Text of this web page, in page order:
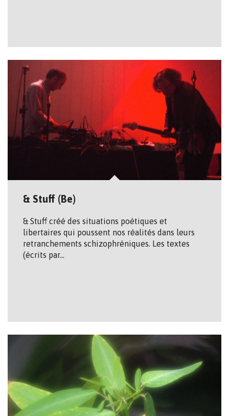
& Stuff (Be)
& Stuff créé des situations poétiques et
libertaires qui poussent nos réalités dans leurs
retranchements schizophréniques. Les textes
(écrits par…